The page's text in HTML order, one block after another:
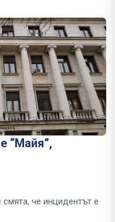
“Майя”,
че инцидентът е